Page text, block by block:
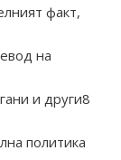
факт,
на
и други8
политика